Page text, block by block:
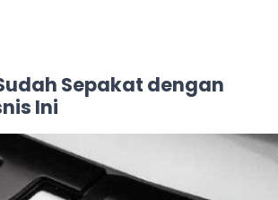
Sepakat dengan
Ini